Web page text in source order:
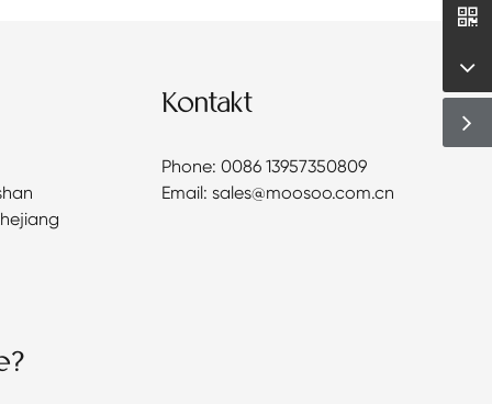
Kontakt
Phone: 0086 13957350809
Email: sales@moosoo.com.cn